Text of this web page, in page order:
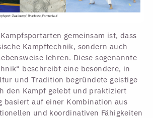
gemeinsam ist, dass
Kampftechnik, sondern auch
lehren. Diese sogenannte
beschreibt eine besondere, in
und Tradition begründete geistige
den Kampf gelebt und praktiziert
basiert auf einer Kombination aus
und koordinativen Fähigkeiten